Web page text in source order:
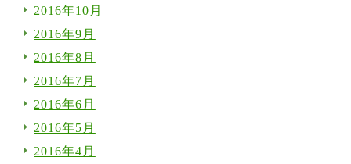
2016年10月
2016年9月
2016年8月
2016年7月
2016年6月
2016年5月
2016年4月